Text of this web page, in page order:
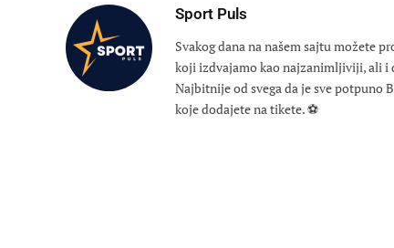
Sport Puls
Svakog dana na našem sajtu možete
koji izdvajamo kao najzanimljiviji, ali i
Najbitnije od svega da je sve potpuno
koje dodajete na tikete. ⚽